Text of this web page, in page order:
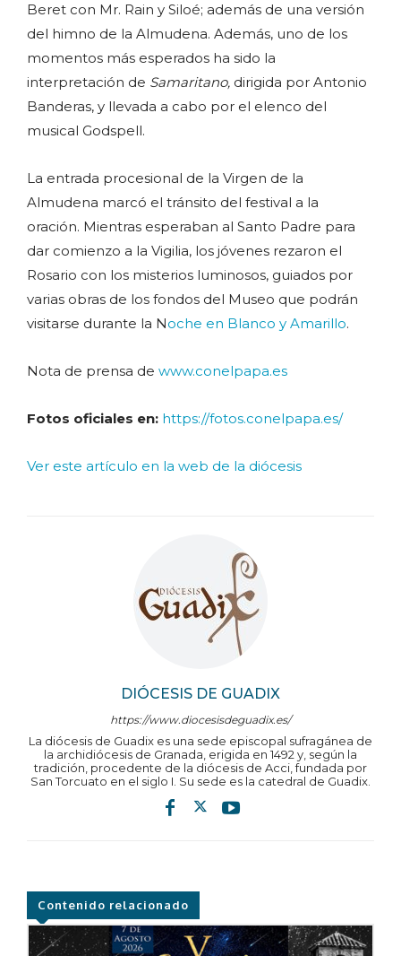
DIÓCESIS DE GUADIX
https://www.diocesisdeguadix.es/
La diócesis de Guadix es una sede episcopal sufragánea de
la archidiócesis de Granada, erigida en 1492 y, según la
tradición, procedente de la diócesis de Acci, fundada por
San Torcuato en el siglo I. Su sede es la catedral de Guadix.
Beret con Mr. Rain y Siloé; además de una versión
del himno de la Almudena. Además, uno de los
momentos más esperados ha sido la
interpretación de Samaritano, dirigida por Antonio
Banderas, y llevada a cabo por el elenco del
musical Godspell.
La entrada procesional de la Virgen de la
Almudena marcó el tránsito del festival a la
oración. Mientras esperaban al Santo Padre para
dar comienzo a la Vigilia, los jóvenes rezaron el
Rosario con los misterios luminosos, guiados por
varias obras de los fondos del Museo que podrán
visitarse durante la Noche en Blanco y Amarillo.
Nota de prensa de www.conelpapa.es
Fotos oficiales en: https://fotos.conelpapa.es/
Ver este artículo en la web de la diócesis
Contenido relacionado